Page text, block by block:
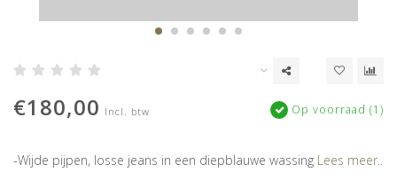
€180,00 Incl. btw Op voorraad (1)
-Wijde pijpen, losse jeans in een diepblauwe wassing Lees meer..